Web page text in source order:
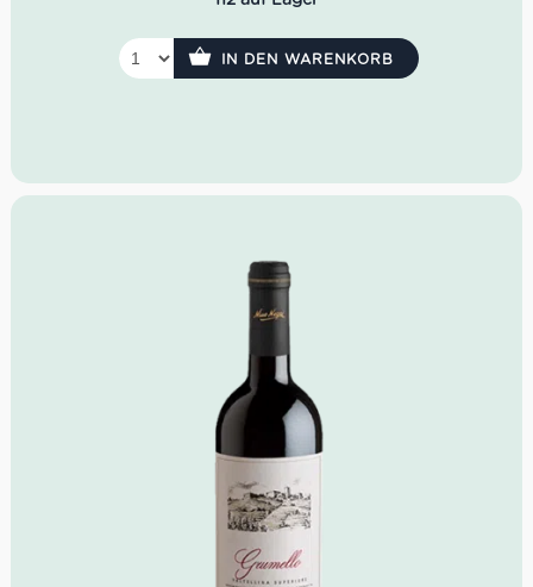
Geruch: Dörrpflaume, Vanille, Holz, Zimt
Geschmack: konzentriert, vollmundig, samtig
IN DEN WARENKORB